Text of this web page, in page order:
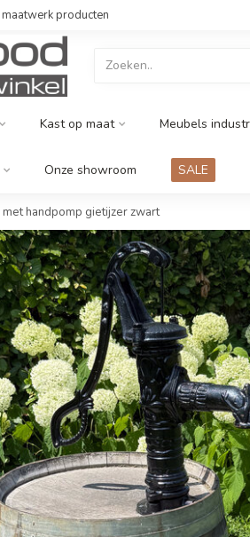
maatwerk producten
Kast op maat Meubels
Onze showroom SALE
handpomp gietijzer zwart